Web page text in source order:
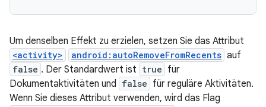
Um denselben Effekt zu erzielen, setzen Sie das Attribut
<activity> android:autoRemoveFromRecents auf
false . Der Standardwert ist true für
Dokumentaktivitäten und
false für reguläre Aktivitäten.
Wenn Sie dieses Attribut verwenden, wird das Flag